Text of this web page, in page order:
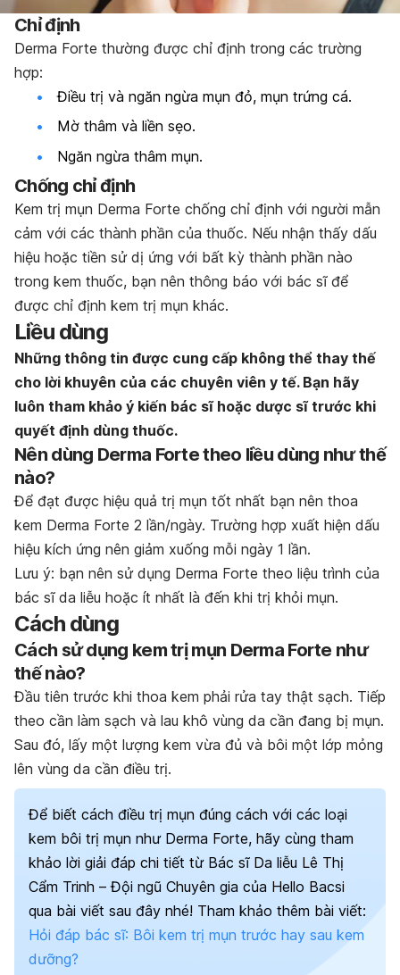
Chỉ định
Derma Forte thường được chỉ định trong các trường
hợp:
Điều trị và ngăn ngừa mụn đỏ, mụn trứng cá.
Mờ thâm và liền sẹo.
Ngăn ngừa thâm mụn.
Chống chỉ định
Kem trị mụn Derma Forte chống chỉ định với người mẫn
cảm với các thành phần của thuốc. Nếu nhận thấy dấu
hiệu hoặc tiền sử dị ứng với bất kỳ thành phần nào
trong kem thuốc, bạn nên thông báo với bác sĩ để
được chỉ định kem trị mụn khác.
Liều dùng
Những thông tin được cung cấp không thể thay thế
cho lời khuyên của các chuyên viên y tế. Bạn hãy
luôn tham khảo ý kiến bác sĩ hoặc dược sĩ trước khi
quyết định dùng thuốc.
Nên dùng Derma Forte theo liều dùng như thế
nào?
Để đạt được hiệu quả trị mụn tốt nhất bạn nên thoa
kem Derma Forte 2 lần/ngày. Trường hợp xuất hiện dấu
hiệu kích ứng nên giảm xuống mỗi ngày 1 lần.
Lưu ý: bạn nên sử dụng Derma Forte theo liệu trình của
bác sĩ da liễu hoặc ít nhất là đến khi trị khỏi mụn.
Cách dùng
Cách sử dụng kem trị mụn Derma Forte như
thế nào?
Đầu tiên trước khi thoa kem phải rửa tay thật sạch. Tiếp
theo cần làm sạch và lau khô vùng da cần đang bị mụn.
Sau đó, lấy một lượng kem vừa đủ và bôi một lớp mỏng
lên vùng da cần điều trị.
Để biết cách điều trị mụn đúng cách với các loại
kem bôi trị mụn như Derma Forte, hãy cùng tham
khảo lời giải đáp chi tiết từ Bác sĩ Da liễu Lê Thị
Cẩm Trinh – Đội ngũ Chuyên gia của Hello Bacsi
qua bài viết sau đây nhé! Tham khảo thêm bài viết:
Hỏi đáp bác sĩ: Bôi kem trị mụn trước hay sau kem
dưỡng?